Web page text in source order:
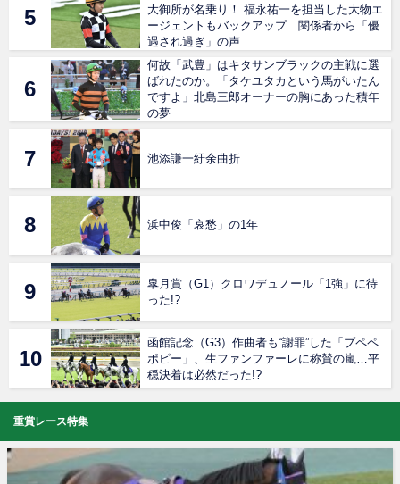
大御所が名乗り！ 福永祐一を担当した大物エ
ージェントもバックアップ…関係者から「優
遇され過ぎ」の声
何故「武豊」はキタサンブラックの主戦に選
ばれたのか。「タケユタカという馬がいたん
ですよ」北島三郎オーナーの胸にあった積年
の夢
池添謙一紆余曲折
浜中俊「哀愁」の1年
皐月賞（G1）クロワデュノール「1強」に待
った!?
函館記念（G3）作曲者も“謝罪”した「プペペ
ポピー」、生ファンファーレに称賛の嵐…平
穏決着は必然だった!?
重賞レース特集